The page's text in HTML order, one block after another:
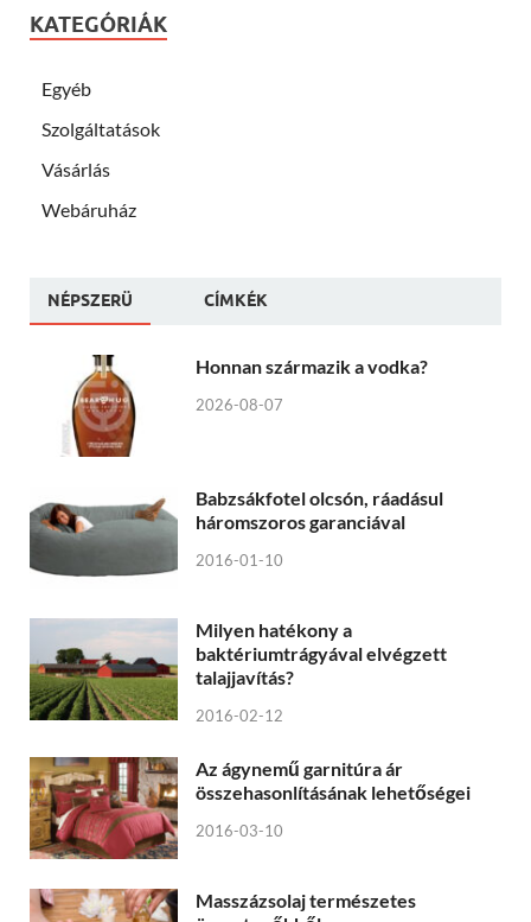
KATEGÓRIÁK
Egyéb
Szolgáltatások
Vásárlás
Webáruház
NÉPSZERÜ CÍMKÉK
Honnan származik a vodka?
2026-08-07
Babzsákfotel olcsón, ráadásul
háromszoros garanciával
2016-01-10
Milyen hatékony a
baktériumtrágyával elvégzett
talajjavítás?
2016-02-12
Az ágynemű garnitúra ár
összehasonlításának lehetőségei
2016-03-10
Masszázsolaj természetes